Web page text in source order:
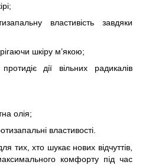
властивість завдяки
шкіру м’якою;
дії вільних радикалів
олія;
властивості.
тих, хто шукає нових відчуттів,
комфорту під час